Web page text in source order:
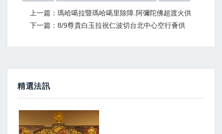
上一篇：瑪哈噶拉暨瑪哈噶里除障.阿彌陀佛超渡火供
下一篇：8/9尊貴白玉拉祝仁波切台北中心空行薈供
精選法訊